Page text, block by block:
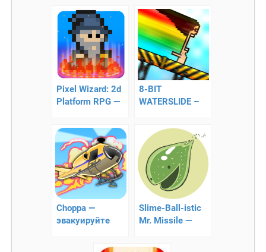
Pixel Wizard: 2d
Platform RPG —
плотформер
8-BIT
WATERSLIDE –
развлечение
Сhoppa —
эвакуируйте
Slime-Ball-istic
Mr. Missile —
планету!!